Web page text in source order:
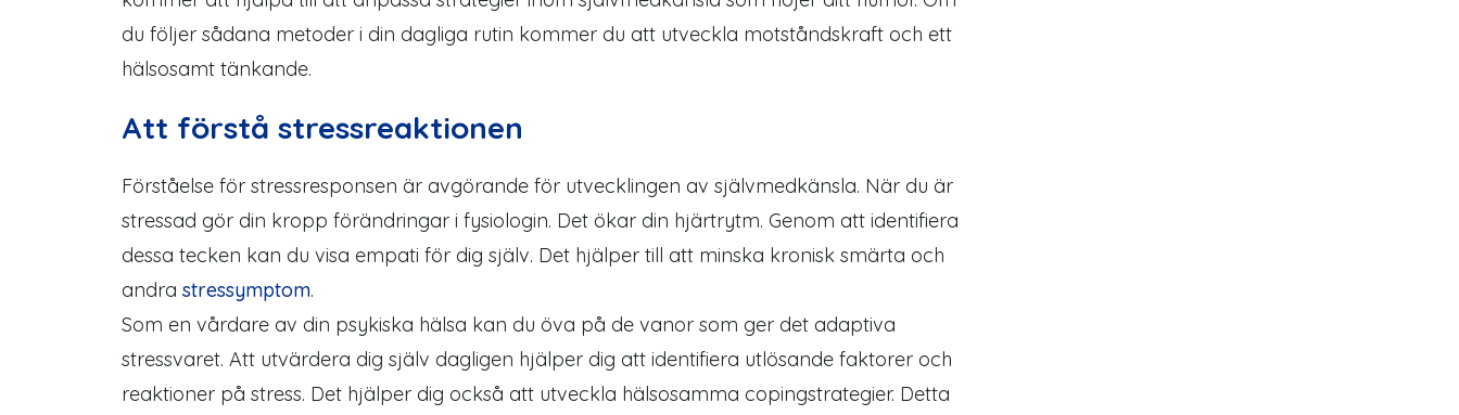
du följer sådana metoder i din dagliga rutin kommer du att utveckla motståndskraft och ett
hälsosamt tänkande.
Att förstå stressreaktionen
Förståelse för stressresponsen är avgörande för utvecklingen av självmedkänsla. När du är
stressad gör din kropp förändringar i fysiologin. Det ökar din hjärtrytm. Genom att identifiera
dessa tecken kan du visa empati för dig själv. Det hjälper till att minska kronisk smärta och
andra stressymptom.
Som en vårdare av din psykiska hälsa kan du öva på de vanor som ger det adaptiva
stressvaret. Att utvärdera dig själv dagligen hjälper dig att identifiera utlösande faktorer och
reaktioner på stress. Det hjälper dig också att utveckla hälsosamma copingstrategier. Detta